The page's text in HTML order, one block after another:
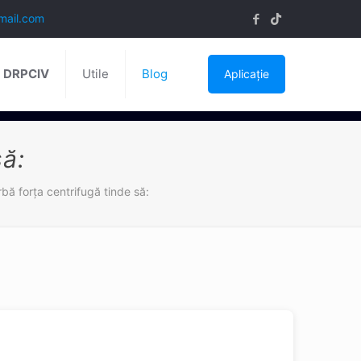
Utile Blog Aplicație
forța centrifugă tinde să: